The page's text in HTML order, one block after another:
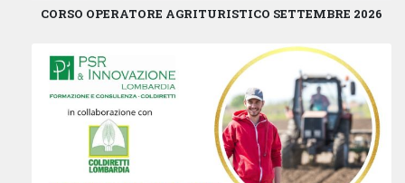
CORSO OPERATORE AGRITURISTICO SETTEMBRE 2026